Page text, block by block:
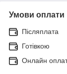
Умови оплати
Післяплата
Готівкою
Онлайн